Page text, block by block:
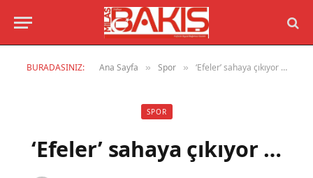
BURADASINIZ: Ana Sayfa » Spor » ‘Efeler’ sahaya çıkıyor …
SPOR
‘Efeler’ sahaya çıkıyor …